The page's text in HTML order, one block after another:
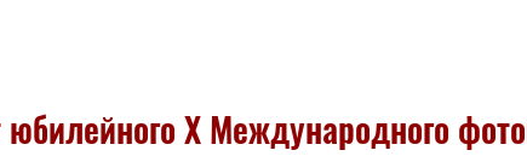
X Международного